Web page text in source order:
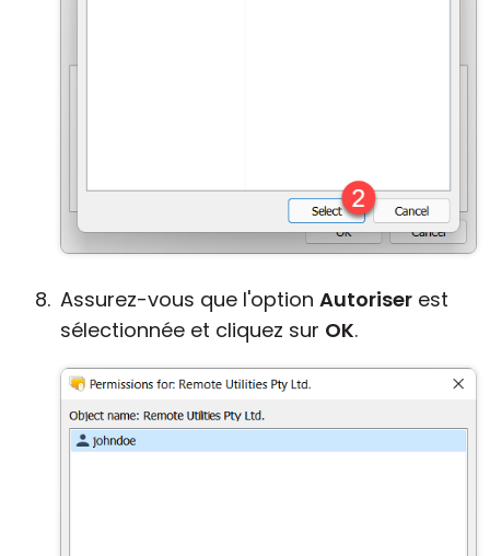
Assurez-vous que l'option Autoriser est
sélectionnée et cliquez sur OK.